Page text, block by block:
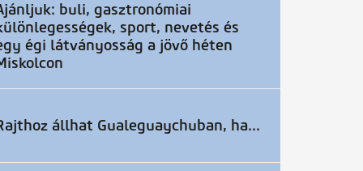
buli, gasztronómiai
sport, nevetés és
égi látványosság a jövő héten
állhat Gualeguaychuban, ha...